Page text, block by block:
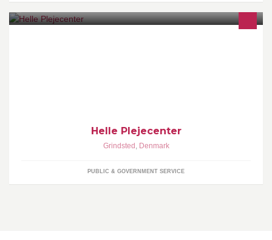
Helle Plejecenter
Grindsted , Denmark
PUBLIC & GOVERNMENT SERVICE